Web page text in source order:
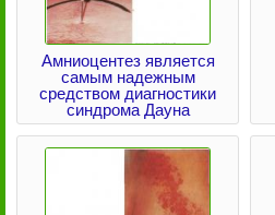
Амниоцентез является
самым надежным
средством диагностики
синдрома Дауна